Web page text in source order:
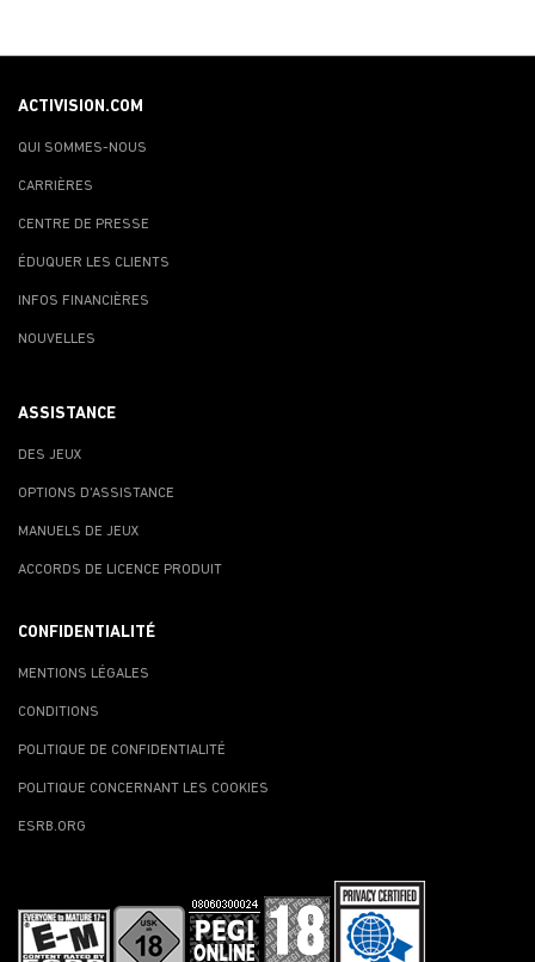
ACTIVISION.COM
QUI SOMMES-NOUS
CARRIÈRES
CENTRE DE PRESSE
ÉDUQUER LES CLIENTS
INFOS FINANCIÈRES
NOUVELLES
ASSISTANCE
DES JEUX
OPTIONS D'ASSISTANCE
MANUELS DE JEUX
ACCORDS DE LICENCE PRODUIT
CONFIDENTIALITÉ
MENTIONS LÉGALES
CONDITIONS
POLITIQUE DE CONFIDENTIALITÉ
POLITIQUE CONCERNANT LES COOKIES
ESRB.ORG